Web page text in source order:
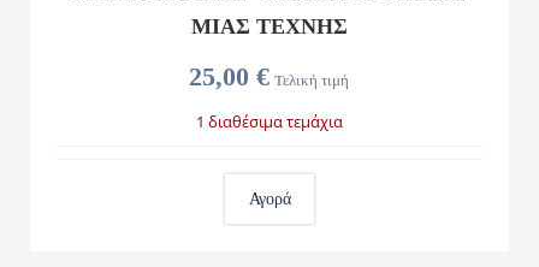
25,00 € Τελική τιμή
ΜΙΑΣ ΤΕΧΝΗΣ
1 διαθέσιμα τεμάχια
Αγορά